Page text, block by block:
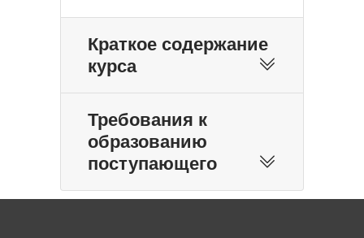
Краткое содержание
курса
Требования к
образованию
поступающего